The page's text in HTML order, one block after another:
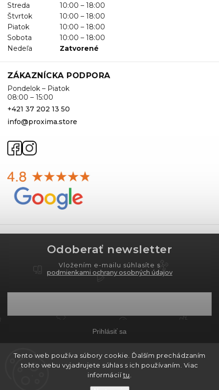
Tento web používa súbory cookie. Ďalším prechádzaním
tohto webu vyjadrujete súhlas s ich používaním. Viac
informáciítu
Streda
10:00 – 18:00
Štvrtok
10:00 – 18:00
Piatok
10:00 – 18:00
Sobota
10:00 – 18:00
Nedeľa
Zatvorené
ZÁKAZNÍCKA PODPORA
Pondelok – Piatok
08:00 – 15:00
+421 37 202 13 50
info@proxima.store
Odoberať newsletter
Vložením e-mailu súhlasíte s
podmienkami ochrany osobných údajov
Prihlásiť sa
Copyright 2026PROXIMA.store